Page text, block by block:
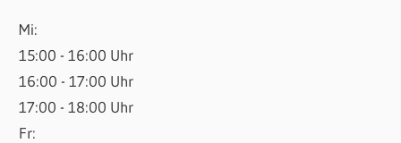
Mi:
15:00 - 16:00 Uhr
16:00 - 17:00 Uhr
17:00 - 18:00 Uhr
Fr: